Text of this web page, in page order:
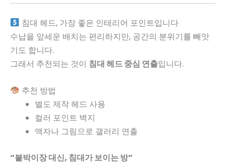
침대 헤드, 가장 좋은 인테리어 포인트입니다
수납을 앞세운 배치는 편리하지만, 공간의 분위기를 빼앗
기도 합니다.
그래서 추천되는 것이 침대 헤드 중심 연출입니다.
추천 방법
별도 제작 헤드 사용
컬러 포인트 벽지
액자나 그림으로 갤러리 연출
“붙박이장 대신, 침대가 보이는 방”